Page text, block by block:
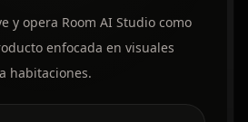
y opera Room AI Studio como
enfocada en visuales
habitaciones.